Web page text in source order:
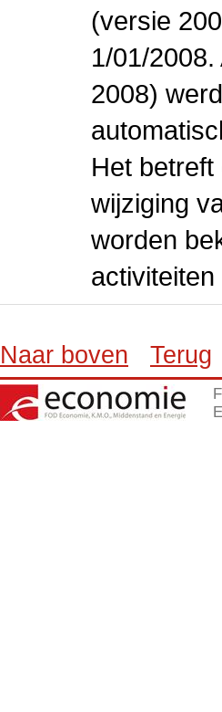
(versie
1/01/
2008)
Het
wijziging
worden
Naar boven Terug